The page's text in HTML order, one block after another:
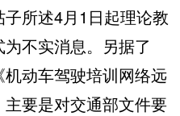
所述4月1日起理论教
不实消息。另据了
动车驾驶培训网络远
要是对交通部文件要